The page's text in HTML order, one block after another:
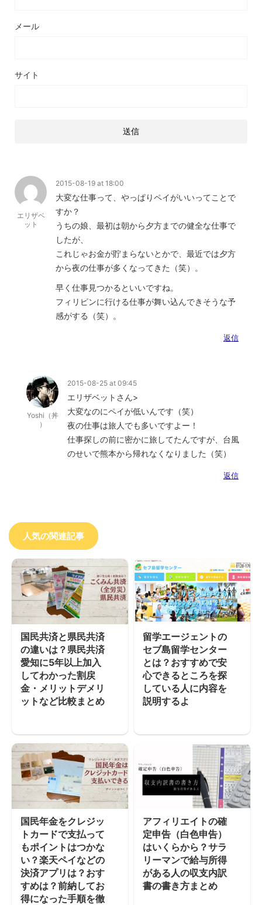
メール
サイト
エリザベ
ット
2015-08-19 at 18:00
大変な仕事って、やっぱりペイがいいってことで
すか？
うちの娘、最初は朝から夕方までの健全な仕事で
したが、
これじゃお金が貯まらないとかで、最近では夕方
から夜の仕事が多くなってきた（笑）。
早く仕事見つかるといいですね。
フィリピンに行ける仕事が舞い込んできそうな予
感がする（笑）。
返信
Yoshi（丼
）
2015-08-25 at 09:45
エリザベットさん>
大変なのにペイが低いんです（笑）
夜の仕事は旅人でも多いですよー！
仕事探しの前に密かに旅してたんですが、台風
のせいで熊本から帰れなくなりました（笑）
返信
人気の関連記事
国民共済と県民共済
の違いは？県民共済
愛知に5年以上加入
してわかった割戻
金・メリットデメリ
ットなど比較まとめ
留学エージェントの
セブ島留学センター
とは？おすすめで安
心できるところを探
している人に内容を
説明するよ
国民年金をクレジッ
トカードで支払って
もポイントはつかな
い？楽天ペイなどの
決済アプリは？おす
すめは？前納してお
得になった手順を徹
アフィリエイトの確
定申告（白色申告）
はいくらから？サラ
リーマンで給与所得
がある人の収支内訳
書の書き方まとめ